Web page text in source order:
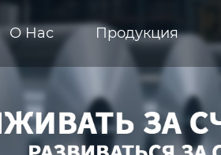
О Hас Продукция